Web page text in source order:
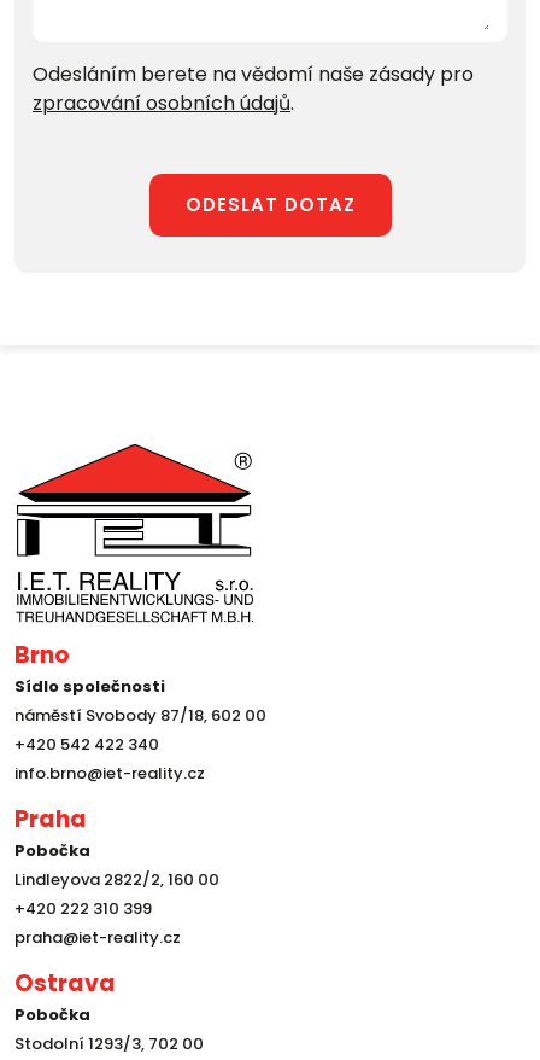
Odesláním berete na vědomí naše zásady pro
zpracování osobních údajů.
ODESLAT DOTAZ
Brno
Sídlo společnosti
náměstí Svobody 87/18, 602 00
+420 542 422 340
info.brno@iet-reality.cz
Praha
Pobočka
Lindleyova 2822/2, 160 00
+420 222 310 399
praha@iet-reality.cz
Ostrava
Pobočka
Stodolní 1293/3, 702 00